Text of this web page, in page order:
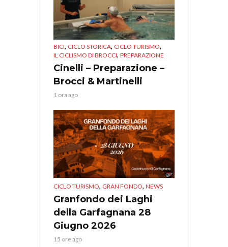
BICI, CICLO STORICA, CICLO TURISMO,
IL CICLISMO DI BROCCI, PREPARAZIONE
Cinelli – Preparazione –
Brocci & Martinelli
1 ora ago
CICLO TURISMO, GRAN FONDO, NEWS
Granfondo dei Laghi
della Garfagnana 28
Giugno 2026
15 ore ago